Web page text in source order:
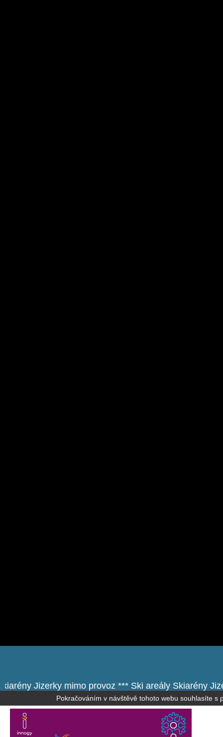
Jizerky mimo provoz *** Ski areály Skiarény
Pokračováním v návštěvě tohoto webu souhlasíte